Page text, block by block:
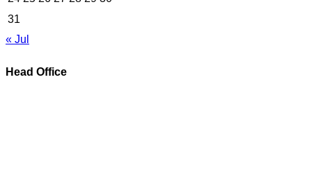
31
« Jul
Head Office